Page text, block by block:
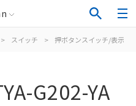
> スイッチ > 押ボタンスイッチ/表示灯
G202-YA